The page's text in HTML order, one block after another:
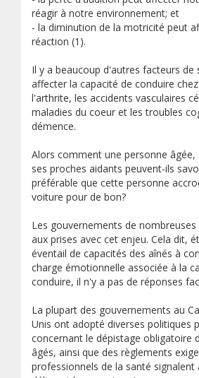
réagir à notre environnement; et
- la diminution de la motricité peut
réaction (1).
Il y a beaucoup d'autres facteurs de
affecter la capacité de conduire
l'arthrite, les accidents vasculaires
maladies du coeur et les troubles
démence.
Alors comment une personne
ses proches aidants peuvent-ils
préférable que cette personne
voiture pour de bon?
Les gouvernements de
aux prises avec cet enjeu. Cela dit,
éventail de capacités des aînés à
charge émotionnelle associée à la
conduire, il n'y a pas de réponses
La plupart des gouvernements au
Unis ont adopté diverses politiques
concernant le dépistage obligatoire
âgés, ainsi que des règlements
professionnels de la santé signalent